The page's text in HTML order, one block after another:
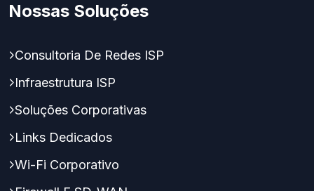
Nossas Soluções
Consultoria De Redes ISP
Infraestrutura ISP
Soluções Corporativas
Links Dedicados
Wi-Fi Corporativo